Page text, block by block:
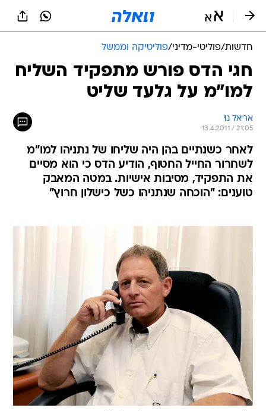
חדשות/פוליטי-מדיני/פוליטיקה וממשל
חגי הדס פורש מתפקיד השליח
למו"מ על גלעד שליט
אריאל נוי
13.4.2011 / 21:05
לאחר כשנתיים בהן היה שליחו של נתניהו למו"מ
לשחרור החייל החטוף, הודיע הדס כי הוא מסיים
את התפקיד, מסיבות אישיות. במטה המאבק
טוענים: "הוכחה שנתניהו כשל כישלון חרוץ"